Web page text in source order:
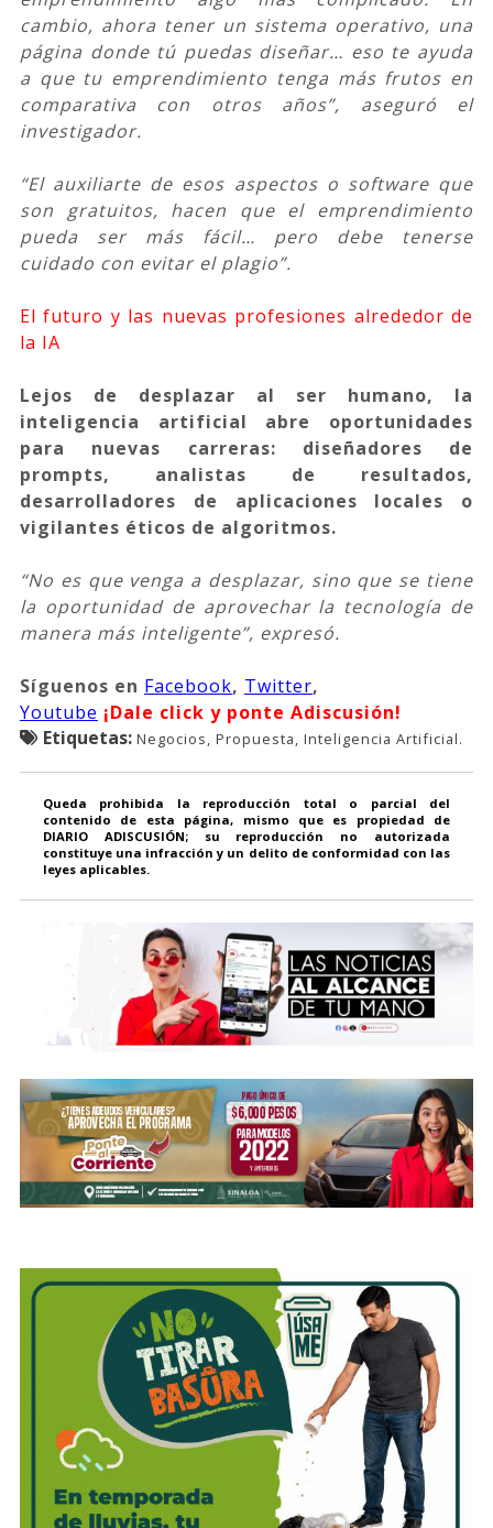
cambio, ahora tener un sistema operativo, una
página donde tú puedas diseñar… eso te ayuda
a que tu emprendimiento tenga más frutos en
comparativa con otros años”, aseguró el
investigador.
“El auxiliarte de esos aspectos o software que
son gratuitos, hacen que el emprendimiento
pueda ser más fácil… pero debe tenerse
cuidado con evitar el plagio”.
El futuro y las nuevas profesiones alrededor de
la IA
Lejos de desplazar al ser humano, la
inteligencia artificial abre oportunidades
para nuevas carreras: diseñadores de
prompts, analistas de resultados,
desarrolladores de aplicaciones locales o
vigilantes éticos de algoritmos.
“No es que venga a desplazar, sino que se tiene
la oportunidad de aprovechar la tecnología de
manera más inteligente”, expresó.
Síguenos en Facebook, Twitter,
Youtube ¡Dale click y ponte Adiscusión!
Etiquetas: Negocios, Propuesta, Inteligencia Artificial.
Queda prohibida la reproducción total o parcial del
contenido de esta página, mismo que es propiedad de
DIARIO ADISCUSIÓN; su reproducción no autorizada
constituye una infracción y un delito de conformidad con las
leyes aplicables.